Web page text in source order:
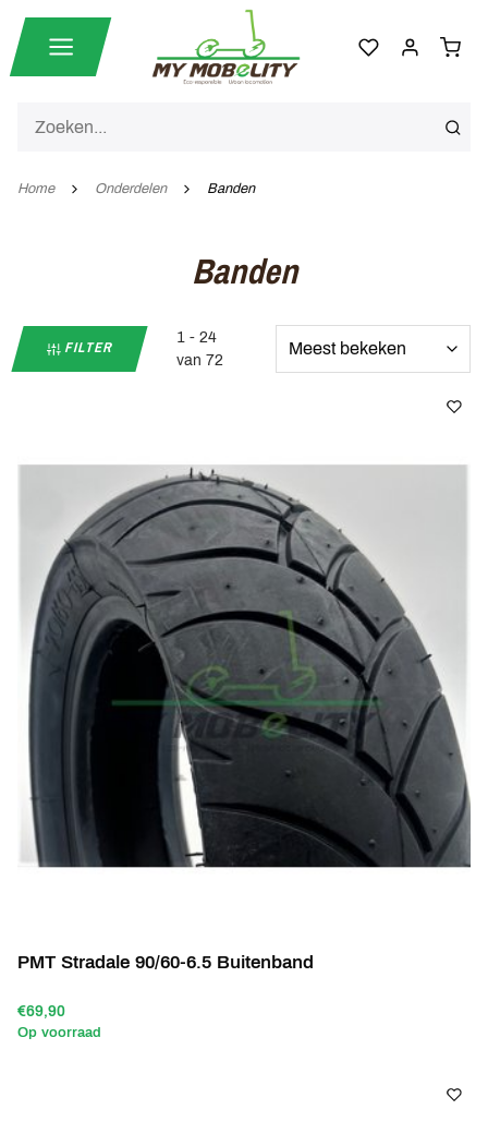
Home Onderdelen Banden
Banden
FILTER
1 - 24
van 72
PMT Stradale 90/60-6.5 Buitenband
€69,90
Op voorraad